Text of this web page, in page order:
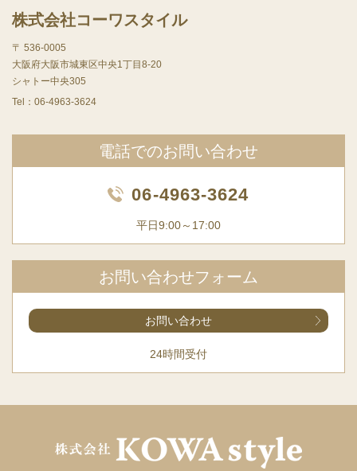
株式会社コーワスタイル
〒 536-0005
大阪府大阪市城東区中央1丁目8-20
シャトー中央305
Tel： 06-4963-3624
電話でのお問い合わせ
06-4963-3624
平日9:00～17:00
お問い合わせフォーム
お問い合わせ
24時間受付